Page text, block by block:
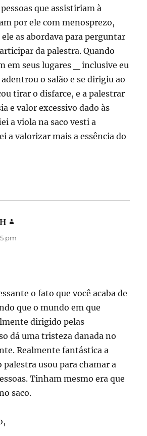
que assistiriam à
por ele com menosprezo,
as abordava para perguntar
da palestra. Quando
em seus lugares _ inclusive eu
adentrou o salão e se dirigiu ao
tirar o disfarce, e a palestrar
e valor excessivo dado às
a viola na saco vesti a
a valorizar mais a essência do
pm
o fato que você acaba de
que o mundo em que
dirigido pelas
dá uma tristeza danada no
Realmente fantástica a
palestra usou para chamar a
Tinham mesmo era que
saco.